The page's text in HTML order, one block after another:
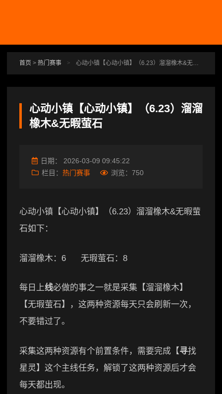
首页 > 热门赛事 > 心动小镇【心动小镇】（6.23）溜溜橡木&无暇萤石
心动小镇【心动小镇】（6.23）溜溜
橡木&无暇萤石
日期： 2026-03-09 09:45:22
栏目： 热门赛事 浏览： 750
心动小镇【心动小镇】（6.23）溜溜橡木&无暇萤
石如下：
溜溜橡木：6 无瑕萤石：8
每日上线必做的事之一就是采集【溜溜橡木】
【无瑕萤石】，这两种资源每天只会刷新一次，
不要错过了。
采集这两种资源有个前置条件，需要完成【寻找
星灵】这个主线任务，解锁了这两种资源后才会
每天都出现。